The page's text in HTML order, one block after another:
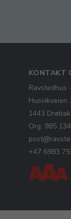
KONTAKT
Ravstedhus
Husvikveien
1443
Org: 985
+47 6983